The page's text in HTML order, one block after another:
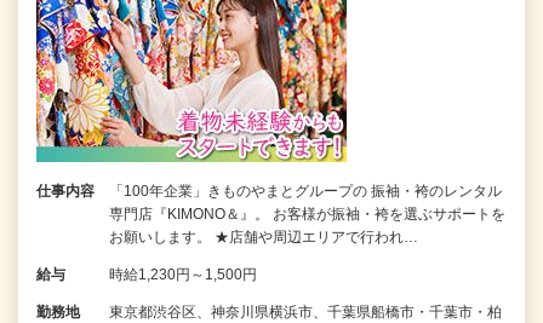
仕事内容
「100年企業」きものやまとグループの 振袖・袴のレンタル
専門店『KIMONO＆』。 お客様が振袖・袴を選ぶサポートを
お願いします。 ★店舗や周辺エリアで行われ…
給与 時給1,230円～1,500円
勤務地
東京都渋谷区、神奈川県横浜市、千葉県船橋市・千葉市・柏